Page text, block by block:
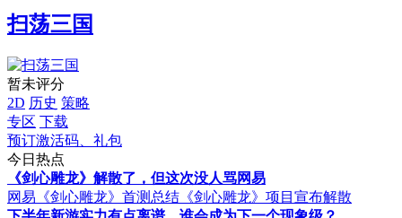
扫荡三国
暂未评分
2D 历史 策略
专区 下载
预订激活码、礼包
今日热点
《剑心雕龙》解散了，但这次没人骂网易
网易《剑心雕龙》首测总结 《剑心雕龙》项目宣布解散